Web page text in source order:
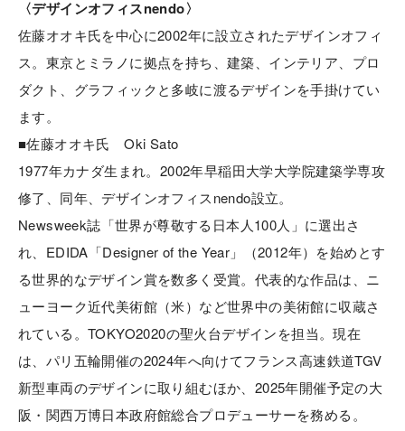
〈デザインオフィスnendo〉
佐藤オオキ氏を中心に2002年に設立されたデザインオフィ
ス。東京とミラノに拠点を持ち、建築、インテリア、プロ
ダクト、グラフィックと多岐に渡るデザインを手掛けてい
ます。
■佐藤オオキ氏 Oki Sato
1977年カナダ生まれ。2002年早稲田大学大学院建築学専攻
修了、同年、デザインオフィスnendo設立。
Newsweek誌「世界が尊敬する日本人100人」に選出さ
れ、EDIDA「Designer of the Year」（2012年）を始めとす
る世界的なデザイン賞を数多く受賞。代表的な作品は、ニ
ューヨーク近代美術館（米）など世界中の美術館に収蔵さ
れている。TOKYO2020の聖火台デザインを担当。現在
は、パリ五輪開催の2024年へ向けてフランス高速鉄道TGV
新型車両のデザインに取り組むほか、2025年開催予定の大
阪・関西万博日本政府館総合プロデューサーを務める。